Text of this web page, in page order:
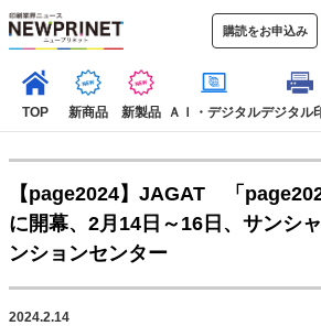
購読をお申込み
TOP 新商品 新製品 ＡＩ・デジタルデジタル
インデックス
TOP
新着記事
インタビュー
カテゴリー一覧
【page2024】JAGAT 「
に開幕、2月14日～16日、サンシ
ンションセンター
2024.2.14